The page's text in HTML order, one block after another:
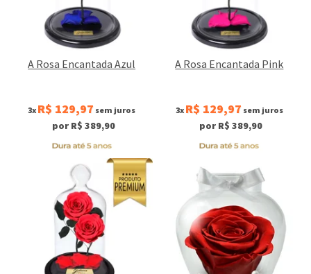
A Rosa Encantada Azul
3x R$ 129,97 sem juros
por R$ 389,90
A Rosa Encantada Pink
3x R$ 129,97 sem juros
por R$ 389,90